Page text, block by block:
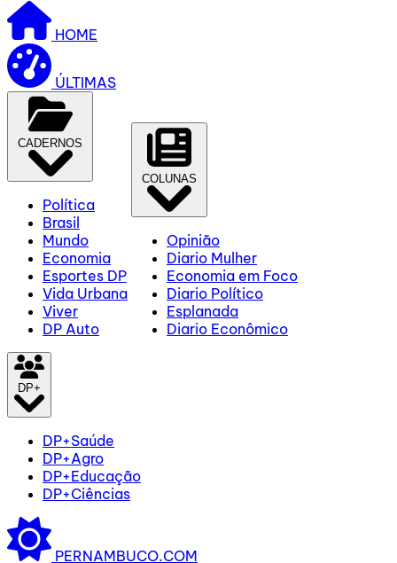
HOME
ÚLTIMAS
CADERNOS
Política
Brasil
Mundo
Economia
Esportes DP
Vida Urbana
Viver
DP Auto
COLUNAS
Opinião
Diario Mulher
Economia em Foco
Diario Político
Esplanada
Diario Econômico
DP+
DP+Saúde
DP+Agro
DP+Educação
DP+Ciências
PERNAMBUCO.COM